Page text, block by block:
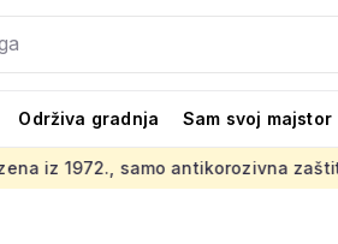
Održiva gradnja Sam svoj majstor
antikorozivna zaštita 300 tisuća eura